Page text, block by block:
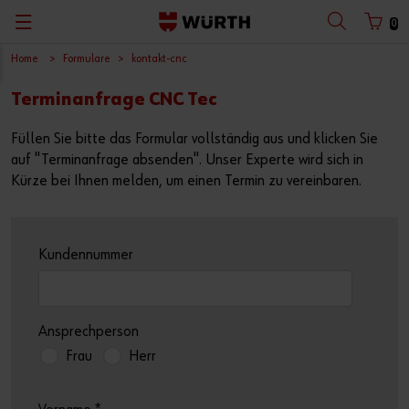
0
Zurück
mit Benutzername
Benutzername
Anmeldedaten merken
Zurück
Kataloge
Zurück
Konfigurieren & Finden
Planen & Bemessen
Warten & Reparieren
Zurück
Abverkauf
Zurück
Arbeitssicherheit
Digitales Handwerk
Fensterbau
Zurück
Würth Shop finden
Würth Bonusheft
Warendepot
Zurück
Baustelle optimieren
Produkte und Services
Zurück
Deutsch
Home Formulare kontakt-cnc
Terminanfrage CNC Tec
Füllen Sie bitte das Formular vollständig aus und klicken Sie
auf "Terminanfrage absenden". Unser Experte wird sich in
Kürze bei Ihnen melden, um einen Termin zu vereinbaren.
Kundennummer
Ansprechperson
Frau
Herr